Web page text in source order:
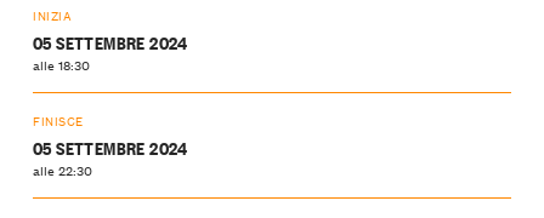
INIZIA
05 SETTEMBRE 2024
alle 18:30
FINISCE
05 SETTEMBRE 2024
alle 22:30